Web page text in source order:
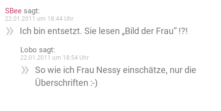
SBee sagt:
22.01.2011 um 18:44 Uhr
Ich bin entsetzt. Sie lesen „Bild der Frau“ !?!
Lobo sagt:
22.01.2011 um 18:54 Uhr
So wie ich Frau Nessy einschätze, nur die
Überschriften :-)